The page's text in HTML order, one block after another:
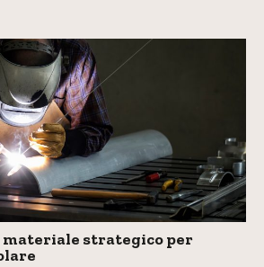
materiale strategico per